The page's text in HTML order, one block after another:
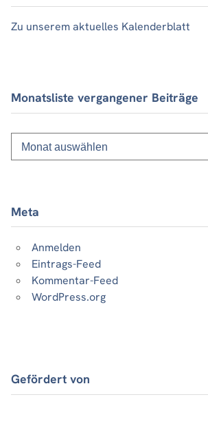
Zu unserem aktuelles Kalenderblatt
Monatsliste vergangener Beiträge
Monatsliste
vergangener
Beiträge
Meta
Anmelden
Eintrags-Feed
Kommentar-Feed
WordPress.org
Gefördert von